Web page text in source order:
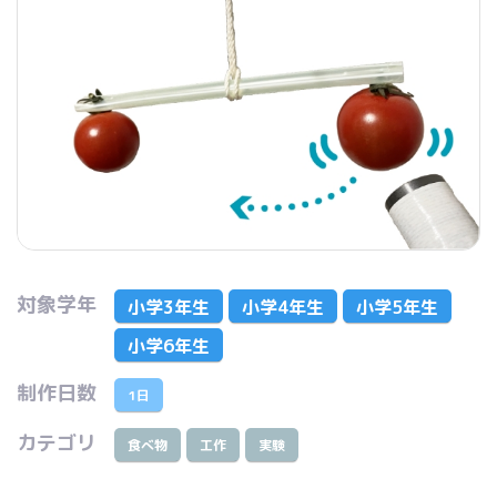
対象学年 小学3年生 小学4年生
小学5年生
小学6年生
制作日数 1日
カテゴリ 食べ物 工作 実験